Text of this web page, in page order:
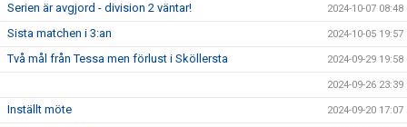
Serien är avgjord - division 2 väntar! 2024-10-07 08:48
Sista matchen i 3:an 2024-10-05 19:57
Två mål från Tessa men förlust i Sköllersta 2024-09-29 19:58
2024-09-26 23:39
Inställt möte 2024-09-20 17:07